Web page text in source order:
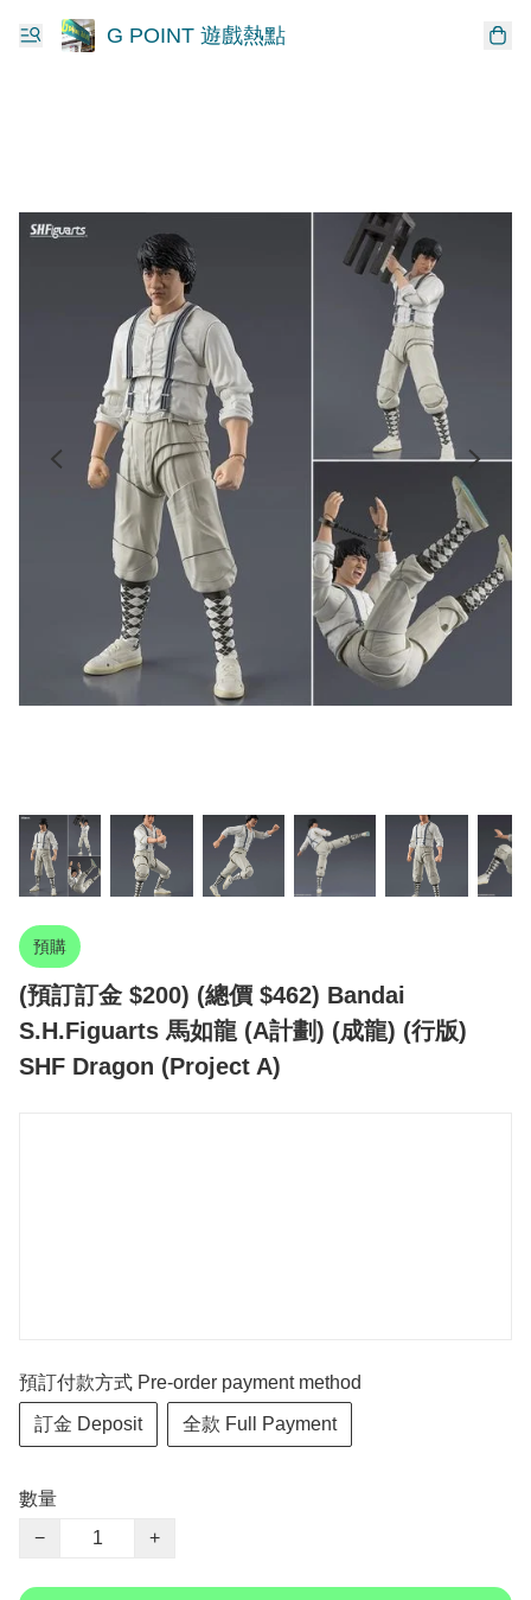
G POINT 遊戲熱點
預購
(預訂訂金 $200) (總價 $462) Bandai
S.H.Figuarts 馬如龍 (A計劃) (成龍) (行版)
SHF Dragon (Project A)
預訂付款方式 Pre-order payment method
訂金 Deposit 全款 Full Payment
數量
−
+